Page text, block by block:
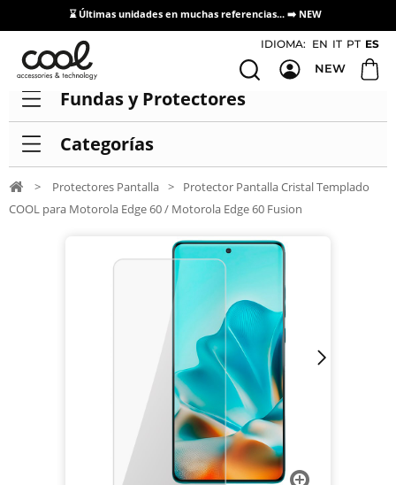
⌛ Últimas unidades en muchas referencias... ➡️ NEW
Acceso / Registro Distribuidores
IDIOMA: EN IT PT ES
NEW
Fundas y Protectores
Categorías
> Protectores Pantalla >
Protector Pantalla Cristal Templado
COOL para Motorola Edge 60 / Motorola Edge 60 Fusion